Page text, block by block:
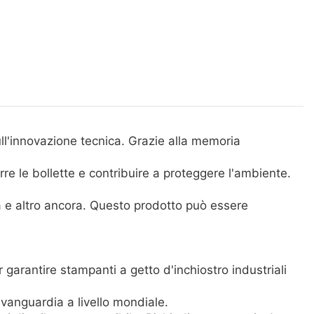
tecnica. Grazie alla memoria
le bollette e contribuire a proteggere l'ambiente.
altro ancora. Questo prodotto può essere
stampanti a getto d'inchiostro industriali
a livello mondiale.